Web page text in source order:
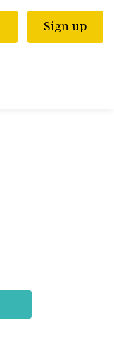
Sign up